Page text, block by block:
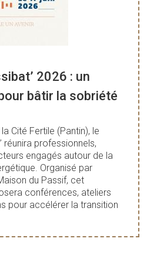
2026 : un
bâtir la sobriété
Cité Fertile (Pantin), le
réunira professionnels,
engagés autour de la
Organisé par
du Passif, cet
conférences, ateliers
pour accélérer la transition